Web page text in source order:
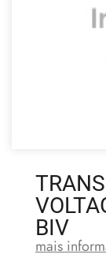
BIV
mais